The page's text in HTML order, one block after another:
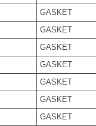
GASKET
GASKET
GASKET
GASKET
GASKET
GASKET
GASKET